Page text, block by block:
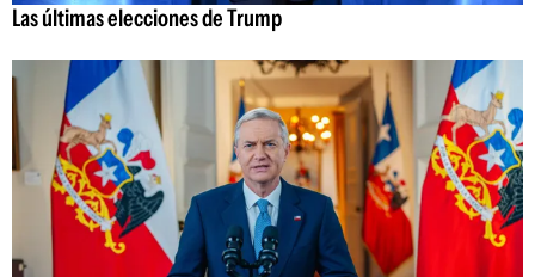
Las últimas elecciones de Trump